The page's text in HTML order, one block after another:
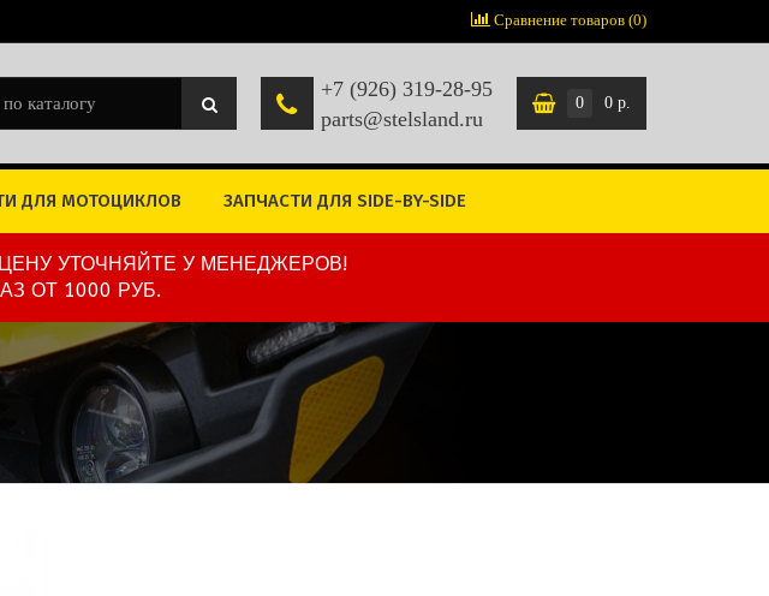
Сравнение товаров (0)
+7 (926) 319-28-95
parts@stelsland.ru
0 0 р.
ДЛЯ МОТОЦИКЛОВ ЗАПЧАСТИ ДЛЯ SIDE-BY-SIDE
УТОЧНЯЙТЕ У МЕНЕДЖЕРОВ!
ОТ 1000 РУБ.